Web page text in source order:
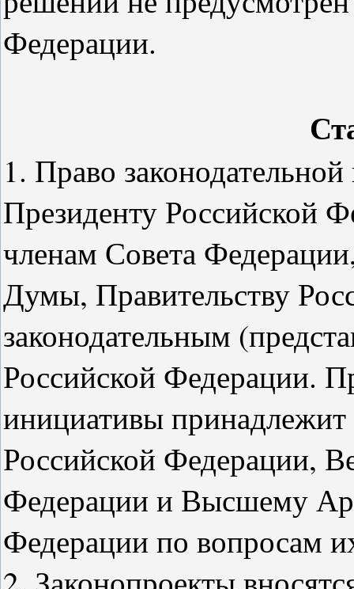
Федерации.
1. Право
Президенту Российской
членам Совета
Думы, Правительству
законодательным
Российской Федерации.
инициативы
Российской Федерации,
Федерации и Высшему
Федерации по вопросам